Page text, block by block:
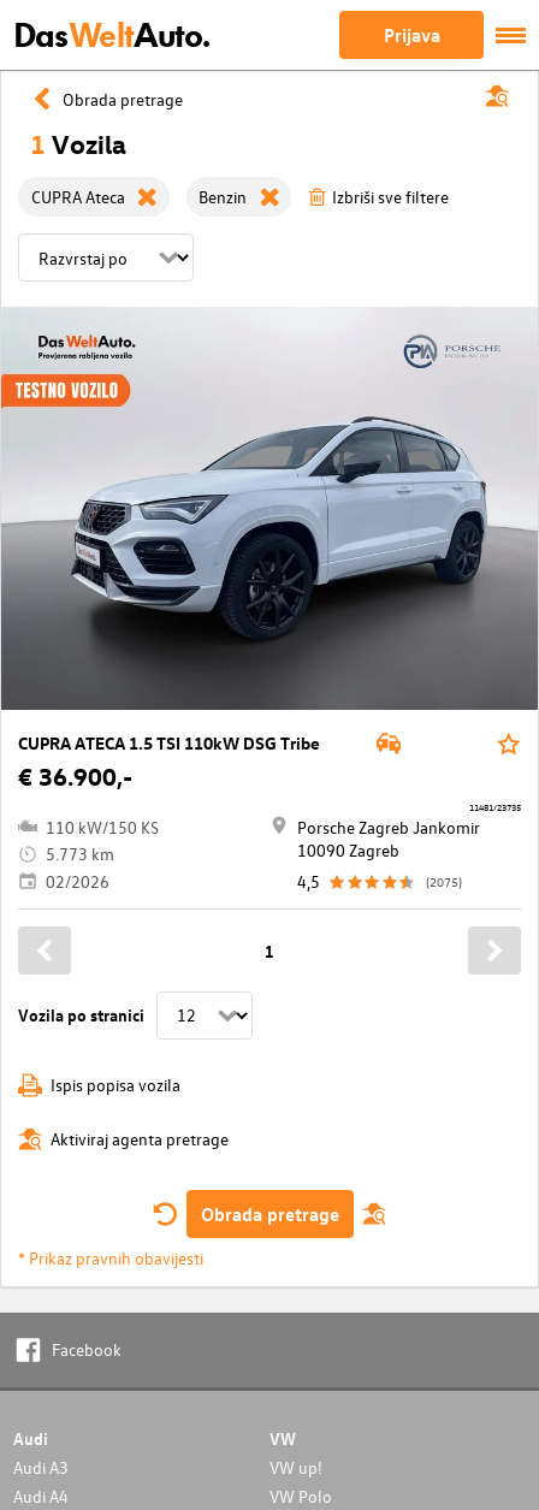
DasWeltAuto. Prijava
Obrada pretrage
1 Vozila
CUPRA Ateca Benzin Izbriši sve filtere
CUPRA ATECA 1.5 TSI 110kW DSG Tribe
€ 36.900,-
110 kW/150 KS
5.773 km
02/2026
Porsche Zagreb Jankomir
10090 Zagreb
4,5
(2075)
11481/23735
Vozila po stranici
1
Ispis popisa vozila
Aktiviraj agenta pretrage
Obrada pretrage
* Prikaz pravnih obavijesti
Facebook
Audi
Audi A3
Audi A4
VW
VW up!
VW Polo